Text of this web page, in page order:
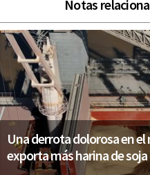
Notas
Una derrota dolorosa en
exporta más harina de